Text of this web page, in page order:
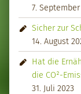
7. September
Sicher zur
14. August
Hat die
die CO²-
31. Juli 2023